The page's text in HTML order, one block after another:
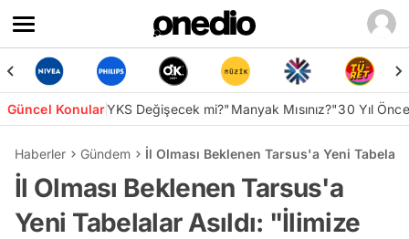
Güncel KonularYKS Değişecek mi?"Manyak Mısınız?"30 Yıl
Haberler Gündem İl Olması Beklenen Tarsus'a Yeni
İl Olması Beklenen Tarsus'a
Yeni Tabelalar Asıldı: "İlimize